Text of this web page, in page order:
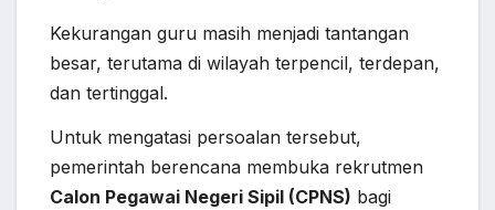
Kekurangan guru masih menjadi tantangan
besar, terutama di wilayah terpencil, terdepan,
dan tertinggal.
Untuk mengatasi persoalan tersebut,
pemerintah berencana membuka rekrutmen
Calon Pegawai Negeri Sipil (CPNS) bagi